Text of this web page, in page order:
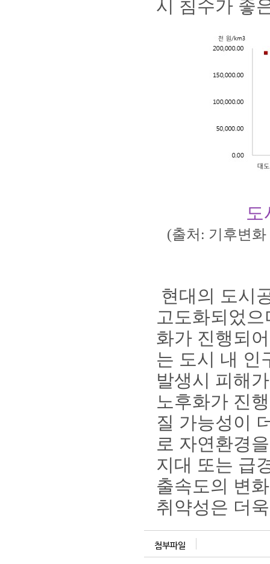
시 침수가 좋
(출처: 기후변
현대의 도시
고도화되었
화가 진행되
는 도시 내 인
발생시 피해
노후화가 진
질 가능성이
로 자연환경
지대 또는 급
출속도의 변
취약성은 더
첨부파일